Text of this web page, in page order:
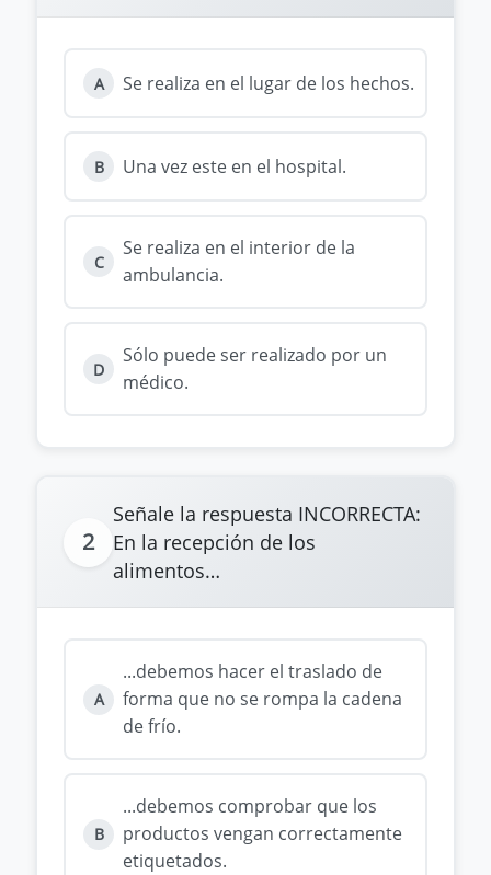
A Se realiza en el lugar de los hechos.
B Una vez este en el hospital.
C
Se realiza en el interior de la
ambulancia.
D
Sólo puede ser realizado por un
médico.
2
Señale la respuesta INCORRECTA:
En la recepción de los
alimentos…
A
...debemos hacer el traslado de
forma que no se rompa la cadena
de frío.
B
...debemos comprobar que los
productos vengan correctamente
etiquetados.